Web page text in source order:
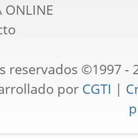
ONLINE
reservados ©1997 -
por CGTI |